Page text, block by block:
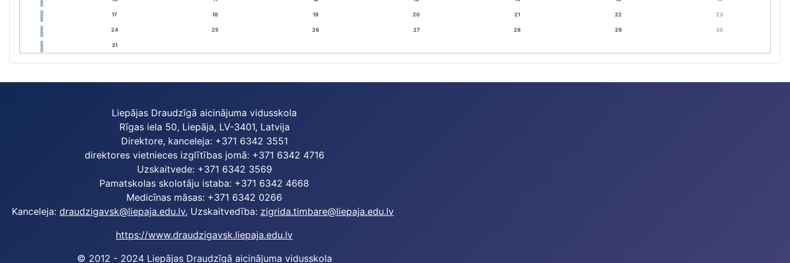
17 18 19 20 21 22 23
24 25 26 27 28 29 30
31
Liepājas Draudzīgā aicinājuma vidusskola
Rīgas iela 50, Liepāja, LV-3401, Latvija
Direktore, kanceleja: +371 6342 3551
direktores vietnieces izglītības jomā: +371 6342 4716
Uzskaitvede: +371 6342 3569
Pamatskolas skolotāju istaba: +371 6342 4668
Medicīnas māsas: +371 6342 0266
Kanceleja: draudzigavsk@liepaja.edu.lv, Uzskaitvedība: zigrida.timbare@liepaja.edu.lv
https://www.draudzigavsk.liepaja.edu.lv
© 2012 - 2024 Liepājas Draudzīgā aicinājuma vidusskola